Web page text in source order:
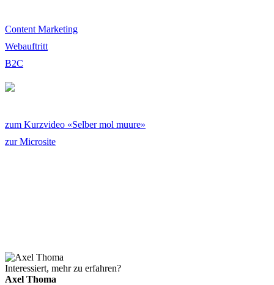
Content Marketing
Webauftritt
B2C
zum Kurzvideo «Selber mol muure»
zur Microsite
Interessiert, mehr zu erfahren?
Axel Thoma